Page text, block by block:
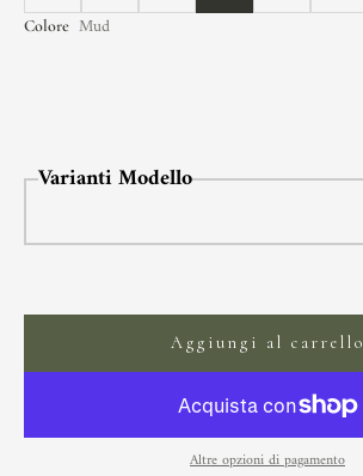
Colore Mud
Varianti Modello
Aggiungi al carrello
Altre opzioni di pagamento